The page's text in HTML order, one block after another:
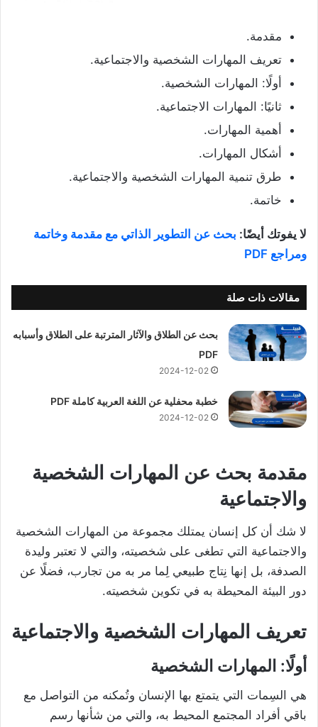
مقدمة.
تعريف المهارات الشخصية والاجتماعية.
أولًا: المهارات الشخصية.
ثانيًا: المهارات الاجتماعية.
أهمية المهارات.
أشكال المهارات.
طرق تنمية المهارات الشخصية والاجتماعية.
خاتمة.
لا يفوتك أيضًا: بحث عن التطوير الذاتي مع مقدمة وخاتمة
ومراجع PDF
مقالات ذات صلة
بحث عن الطلاق والآثار المترتبة على الطلاق وأسبابه
PDF
2024-12-02
خطبة محفلية عن اللغة العربية كاملة PDF
2024-12-02
مقدمة بحث عن المهارات الشخصية
والاجتماعية
لا شك أن كل إنسان يمتلك مجموعة من المهارات الشخصية
والاجتماعية التي تطغى على شخصيته، والتي لا تعتبر وليدة
الصدفة، بل إنها نِتاج طبيعي لِما مر به من تجارب، فضلًا عن
دور البيئة المحيطة به في تكوين شخصيته.
تعريف المهارات الشخصية والاجتماعية
أولًا: المهارات الشخصية
هي السِمات التي يتمتع بها الإنسان وتُمكنه من التواصل مع
باقي أفراد المجتمع المحيط به، والتي من شأنها رسم